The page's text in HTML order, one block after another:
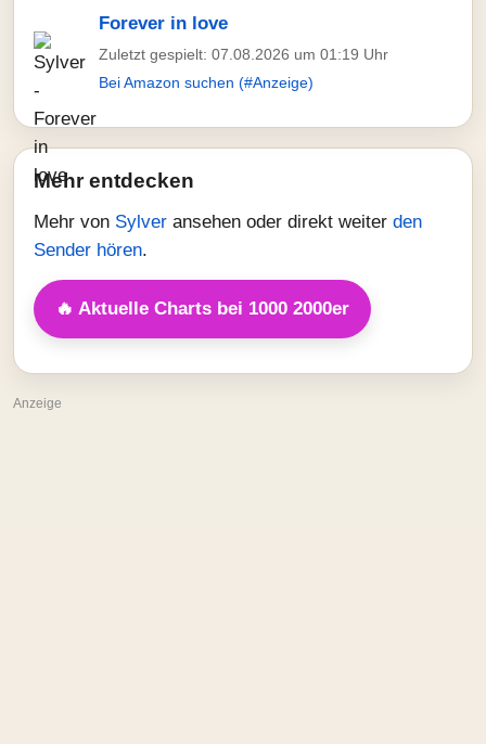
Forever in love
Zuletzt gespielt: 07.08.2026 um 01:19 Uhr
Bei Amazon suchen (#Anzeige)
Mehr entdecken
Mehr von Sylver ansehen oder direkt weiter den
Sender hören.
🔥 Aktuelle Charts bei 1000 2000er
Anzeige